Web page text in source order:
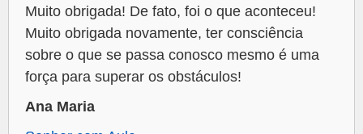
Muito obrigada! De fato, foi o que aconteceu!
Muito obrigada novamente, ter consciência
sobre o que se passa conosco mesmo é uma
força para superar os obstáculos!
Ana Maria